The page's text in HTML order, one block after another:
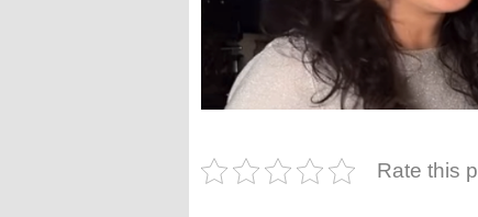
Rate this